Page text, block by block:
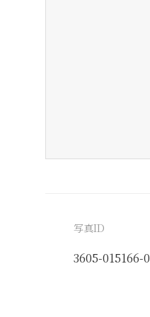
写真ID
3605-015166-0